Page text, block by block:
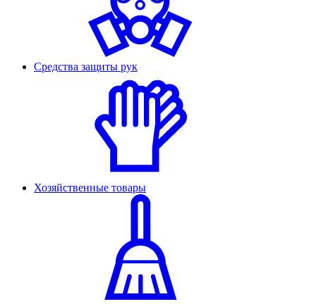
Средства защиты рук
Хозяйственные товары